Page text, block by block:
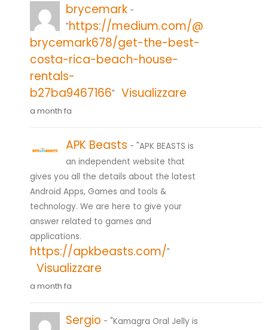
brycemark -
"https://medium.com/@
brycemark678/get-the-best-
costa-rica-beach-house-
rentals-
b27ba9467166" Visualizzare
a month fa
APK Beasts - "APK BEASTS is
an independent website that
gives you all the details about the latest
Android Apps, Games and tools &
technology. We are here to give your
answer related to games and
applications.
https://apkbeasts.com/"
Visualizzare
a month fa
Sergio - "Kamagra Oral Jelly is